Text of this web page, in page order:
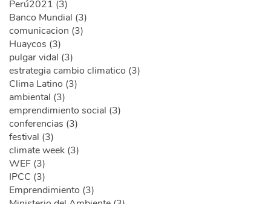
Perú2021 (3)
Banco Mundial (3)
comunicacion (3)
Huaycos (3)
pulgar vidal (3)
estrategia cambio climatico (3)
Clima Latino (3)
ambiental (3)
emprendimiento social (3)
conferencias (3)
festival (3)
climate week (3)
WEF (3)
IPCC (3)
Emprendimiento (3)